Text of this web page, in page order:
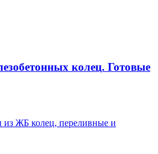
колец. Готовые
ЖБ колец, переливные и